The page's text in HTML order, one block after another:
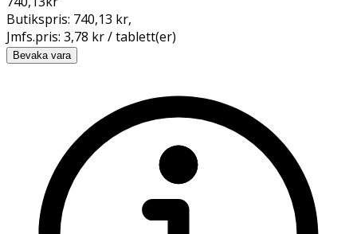
Butikspris: 740,13 kr,
Jmfs.pris: 3,78 kr / tablett(er)
Bevaka vara